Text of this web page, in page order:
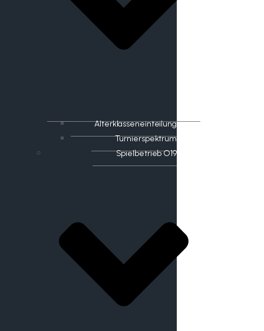
Alterklasseneinteilung
Turnierspektrum
Spielbetrieb O19